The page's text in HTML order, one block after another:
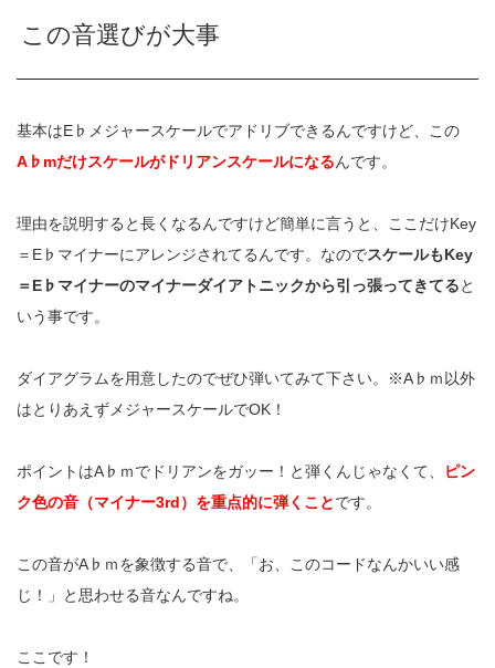
この音選びが大事
基本はE♭メジャースケールでアドリブできるんですけど、この
A♭mだけスケールがドリアンスケールになるんです。
理由を説明すると長くなるんですけど簡単に言うと、ここだけKey
＝E♭マイナーにアレンジされてるんです。なのでスケールもKey
＝E♭マイナーのマイナーダイアトニックから引っ張ってきてると
いう事です。
ダイアグラムを用意したのでぜひ弾いてみて下さい。※A♭ｍ以外
はとりあえずメジャースケールでOK！
ポイントはA♭ｍでドリアンをガッー！と弾くんじゃなくて、
ピン
ク色の音（マイナー3rd）を重点的に弾くことです。
この音がA♭ｍを象徴する音で、「お、このコードなんかいい感
じ！」と思わせる音なんですね。
ここです！